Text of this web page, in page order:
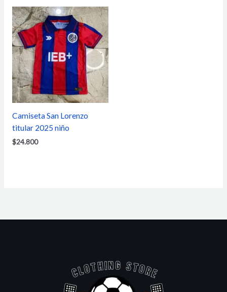
Camiseta San Lorenzo
titular 2025 niño
$24.800